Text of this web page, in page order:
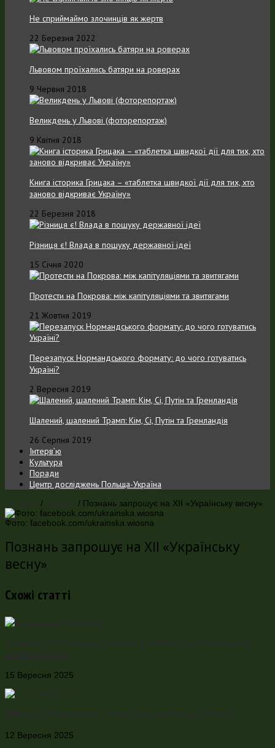
Не сприймаймо злочинців як жертв
22 Березня 2022
Львовом проїхались батяри на роверах
9 Червня 2018
Великдень у Львові (фоторепортаж)
9 Квітня 2018
Книга історика Грицака – «таблетка швидкої дії для тих, хто
заново відкриває Україну»
22 Березня 2018
Різниця є! Влада в пошуку державної ідеї
15 Січня 2020
Протести на Покрова: між капітуляціями та звитягами
21 Жовтня 2019
Перезапуск Нормандського формату: до чого готуватись
Україні?
2 Вересня 2019
Шалений, шалений Трамп: Кім, Сі, Путін та Гренландія
26 Серпня 2019
Інтерв’ю
Культура
Поради
Центр досліджень Польща-Україна
/ / Познань запрошує на ХІІ «Українську весну»
Фото: facebook.com/ukrainska.wiosna
Познань запрошує на ХІІ «Українську
весну»
Схожі статті
15 Вересня 2025
12 Вересня 2025